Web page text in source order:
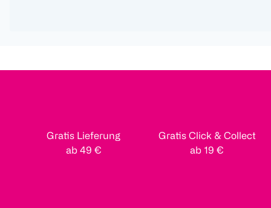
Gratis Lieferung
ab 49 €
Gratis Click & Collect
ab 19 €